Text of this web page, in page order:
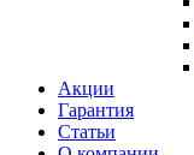
Акции
Гарантия
Статьи